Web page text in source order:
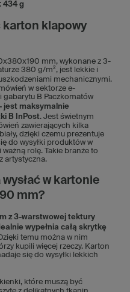
434 g
karton klapowy
mm, wykonane z 3-
380 g/m², jest lekkie i
mechanicznymi.
w sektorze e-
gabarytu B Paczkomatów
jest maksymalnie
B InPost. Jest świetnym
zawierających kilka
dzięki czemu prezentuje
do wysyłki produktów w
rolę. Takie branże to
artystyczna.
w kartonie
mm?
z 3-warstwowej tektury
wypełnia całą skrytkę
temu można w nim
kupili więcej rzeczy. Karton
się do wysyłki lekkich
które muszą być